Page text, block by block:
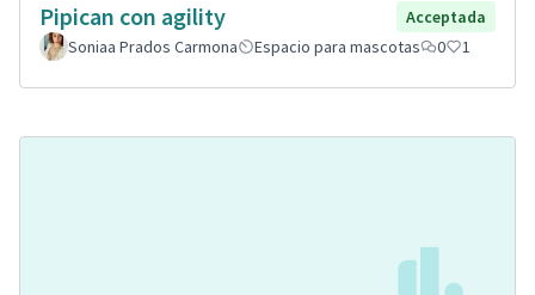
Pipican con agility
Acceptada
Soniaa Prados Carmona
Espacio para mascotas 0 1